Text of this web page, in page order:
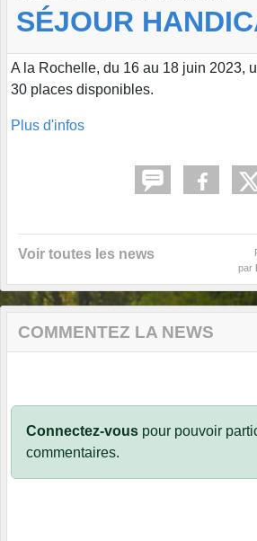
SÉJOUR
A la Rochelle, du 16 au 18 juin 2023,
30 places disponibles.
Plus d'infos
Voir toutes les news
par
COMMENTEZ LA NEWS
Connectez-vous pour pouvoir
commentaires.